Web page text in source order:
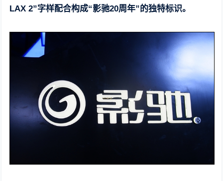
LAX 2”字样配合构成“影驰20周年”的独特标识。